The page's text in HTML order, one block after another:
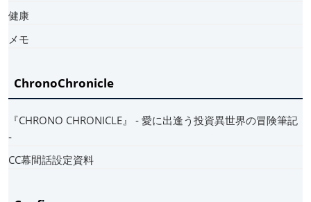
健康
メモ
ChronoChronicle
『CHRONO CHRONICLE』 ‐ 愛に出逢う投資異世界の冒険筆記
‐
CC幕間話設定資料